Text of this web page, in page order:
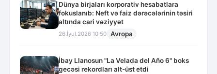
Dünya birjaları korporativ hesabatlara
fokuslanıb: Neft və faiz dərəcələrinin təsiri
altında cari vəziyyət
26.İyul.2026 10:50 Avropa
İbay Llanosun "La Velada del Año 6" boks
gecəsi rekordları alt-üst etdi